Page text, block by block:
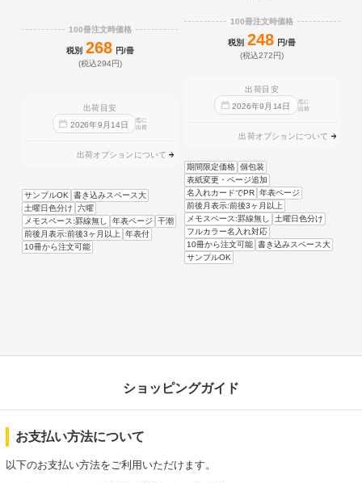
100冊注文時価格
税別 268 円/冊
(税込294円)
出荷目安
2026年9 月 14日
迄に
出荷
出荷オプションについて
サンプルOK
書き込みスペース大
土曜日色分け
六曜
メモスペース:罫線無し
年表ページ
干潮
前後月表示:前後3ヶ月以上
年表付
10冊から注文可能
100冊注文時価格
税別 248 円/冊
(税込272円)
出荷目安
2026年9 月 14日
迄に
出荷
出荷オプションについて
期間限定価格 個包装
表紙変更・ページ追加
名入れカードでPR 年表ページ
前後月表示:前後3ヶ月以上
メモスペース:罫線無し
土曜日色分け
フルカラー名入れ対応
10冊から注文可能 書き込みスペース大
サンプルOK
ショッピングガイド
お支払い方法について
以下のお支払い方法をご利用いただけます。